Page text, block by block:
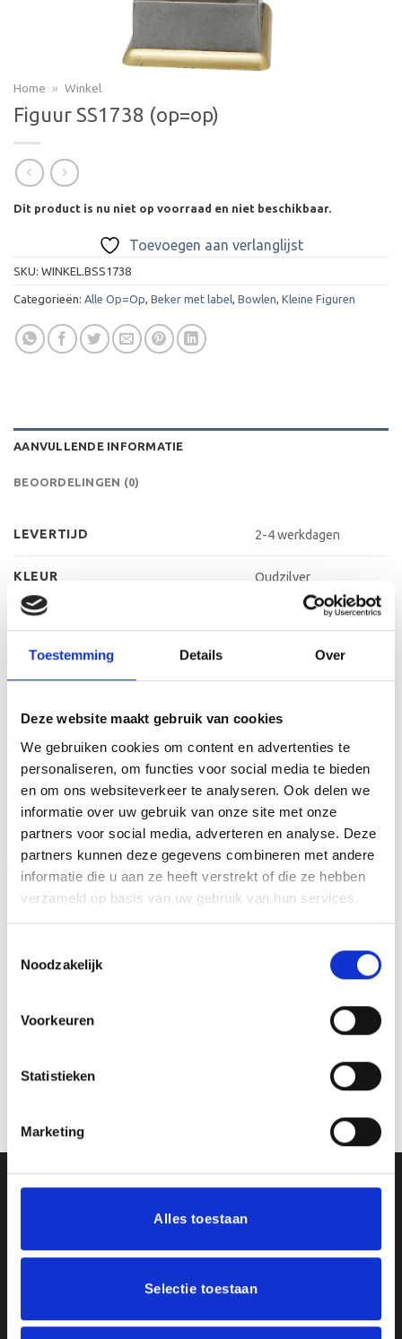
Toestemming Details Over
Deze website maakt gebruik van cookies
We gebruiken cookies om content en advertenties te
personaliseren, om functies voor social media te bieden
en om ons websiteverkeer te analyseren. Ook delen we
informatie over uw gebruik van onze site met onze
partners voor social media, adverteren en analyse. Deze
partners kunnen deze gegevens combineren met andere
informatie die u aan ze heeft verstrekt of die ze hebben
verzameld op basis van uw gebruik van hun services.
Noodzakelijk
Voorkeuren
Statistieken
Marketing
Alles toestaan
Selectie toestaan
Home » Winkel
Figuur SS1738 (op=op)
Dit product is nu niet op voorraad en niet beschikbaar.
Toevoegen aan verlanglijst
SKU: WINKEL.BSS1738
Categorieën: Alle Op=Op, Beker met label, Bowlen, Kleine Figuren
AANVULLENDE INFORMATIE
BEOORDELINGEN (0)
LEVERTIJD 2-4 werkdagen
KLEUR Oudzilver
MATERIAAL VOET
METHODE PERSONALISATIE
GERELATEERDE PRODUCTEN
Aanbieding!
Toevoegen
verlanglijst
€7.60 Oorspronkelijke
€6.10
Toevoegen
verlanglijst
Beeld FG260 (10 cm)
incl. BTW
Ons Adres
Bredaseweg 56
4901KM Oosterhout
BTWnr. NL004987898B09